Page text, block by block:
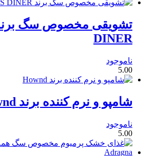
DINER
ناموجود
5.00
شامپو و نرم کننده برند Hownd
ناموجود
5.00